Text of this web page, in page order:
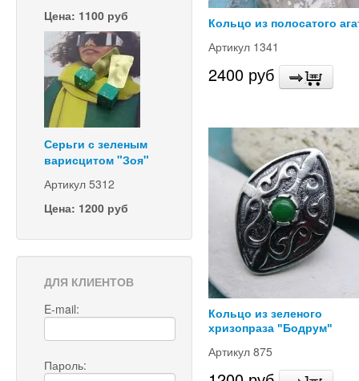
Цена: 1100 руб
Серьги с зеленым
варисцитом "Зоя"
Артикул 5312
Цена: 1200 руб
ДЛЯ КЛИЕНТОВ
E-mail:
Пароль:
Кольцо из полосатого
Артикул 1341
2400 руб
Кольцо из зеленого
хризопраза "Бодрум"
Артикул 875